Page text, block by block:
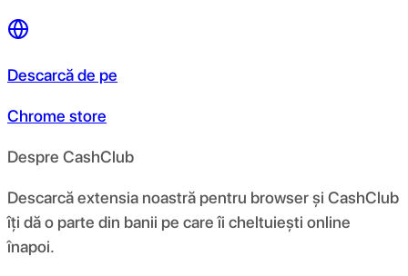
Descarcă de pe
Chrome store
Despre CashClub
Descarcă extensia noastră pentru browser și CashClub
îți dă o parte din banii pe care îi cheltuiești online
înapoi.